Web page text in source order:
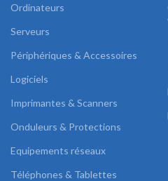
Ordinateurs
Serveurs
Périphériques & Accessoires
Logiciels
Imprimantes & Scanners
Onduleurs & Protections
Equipements réseaux
Téléphones & Tablettes